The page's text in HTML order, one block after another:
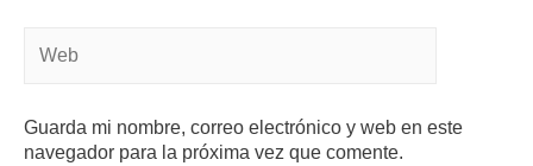
Guarda mi nombre, correo electrónico y web en este
navegador para la próxima vez que comente.